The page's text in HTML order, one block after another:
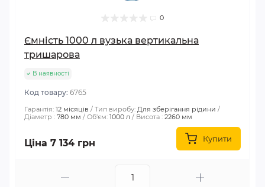
0
Ємність 1000 л вузька вертикальна
тришарова
В наявності
Код товару: 6765
Гарантія: 12 місяців Тип виробу: Для зберігання рідини
Діаметр : 780 мм Об'єм: 1000 л Висота : 2260 мм
Ціна 7 134 грн Купити